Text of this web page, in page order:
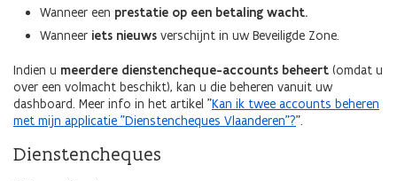
Wanneer een prestatie op een betaling wacht.
Wanneer iets nieuws verschijnt in uw Beveiligde Zone.
Indien u meerdere dienstencheque-accounts beheert (omdat u
over een volmacht beschikt), kan u die beheren vanuit uw
dashboard. Meer info in het artikel "Kan ik twee accounts beheren
met mijn applicatie "Dienstencheques Vlaanderen"?".
Dienstencheques